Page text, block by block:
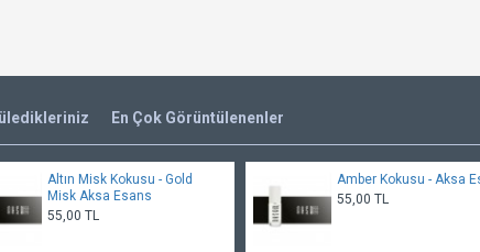
En Çok Görüntülenenler
Altın Misk Kokusu - Gold
Misk Aksa Esans
55,00 TL
Amber Kokusu - Aksa
55,00 TL